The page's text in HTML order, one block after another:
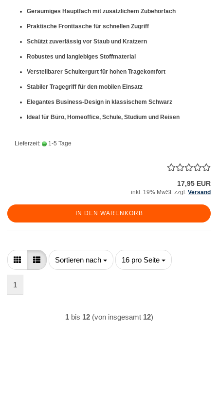
Geräumiges Hauptfach mit zusätzlichem Zubehörfach
Praktische Fronttasche für schnellen Zugriff
Schützt zuverlässig vor Staub und Kratzern
Robustes und langlebiges Stoffmaterial
Verstellbarer Schultergurt für hohen Tragekomfort
Stabiler Tragegriff für den mobilen Einsatz
Elegantes Business-Design in klassischem Schwarz
Ideal für Büro, Homeoffice, Schule, Studium und Reisen
Lieferzeit: 1-5 Tage
17,95 EUR
inkl. 19% MwSt. zzgl. Versand
IN DEN WARENKORB
Sortieren nach
Sortieren nach 16 pro Seite
pro Seite
1
1bis 12(von insgesamt 12)